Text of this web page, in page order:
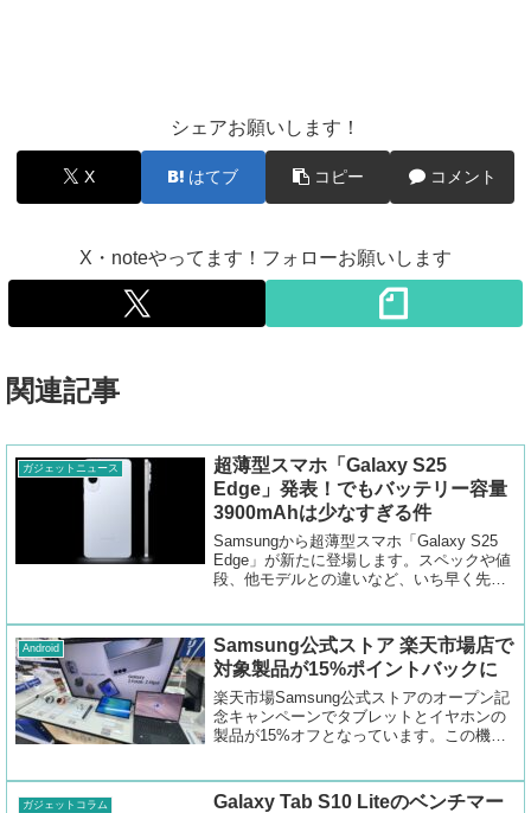
シェアお願いします！
X はてブ コピー コメント
X・noteやってます！フォローお願いします
関連記事
ガジェットニュース
超薄型スマホ「Galaxy S25
Edge」発表！でもバッテリー容量
3900mAhは少なすぎる件
Samsungから超薄型スマホ「Galaxy S25
Edge」が新たに登場します。スペックや値
段、他モデルとの違いなど、いち早く先に
Android
Samsung公式ストア 楽天市場店で
対象製品が15%ポイントバックに
楽天市場Samsung公式ストアのオープン記
念キャンペーンでタブレットとイヤホンの
製品が15%オフとなっています。この機会
ガジェットコラム
Galaxy Tab S10 Liteのベンチマー